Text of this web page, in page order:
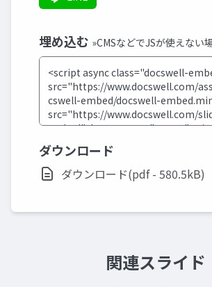
埋め込む »CMSなどでJSが使えない
ダウンロード
ダウンロード(pdf - 580.5kB)
関連スライド